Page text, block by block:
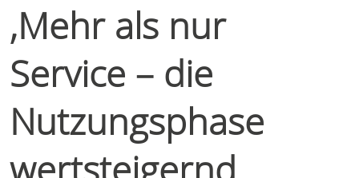
‚Mehr als nur
Service – die
Nutzungsphase